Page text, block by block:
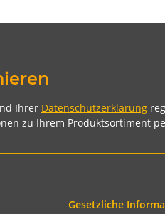
Ihrer Datenschutzerklärung
zu Ihrem Produktsortiment
Gesetzliche